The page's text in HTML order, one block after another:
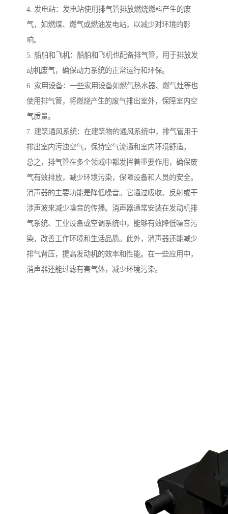
4. 发电站：发电站使用排气管排放燃烧燃料产生的废
气，如燃煤、燃气或燃油发电站，以减少对环境的影
响。
5. 船舶和飞机：船舶和飞机也配备排气管，用于排放发
动机废气，确保动力系统的正常运行和环保。
6. 家用设备：一些家用设备如燃气热水器、燃气灶等也
使用排气管，将燃烧产生的废气排出室外，保障室内空
气质量。
7. 建筑通风系统：在建筑物的通风系统中，排气管用于
排出室内污浊空气，保持空气流通和室内环境舒适。
总之，排气管在多个领域中都发挥着重要作用，确保废
气有效排放，减少环境污染，保障设备和人员的安全。
消声器的主要功能是降低噪音。它通过吸收、反射或干
涉声波来减少噪音的传播。消声器通常安装在发动机排
气系统、工业设备或空调系统中，能够有效降低噪音污
染，改善工作环境和生活品质。此外，消声器还能减少
排气背压，提高发动机的效率和性能。在一些应用中，
消声器还能过滤有害气体，减少环境污染。